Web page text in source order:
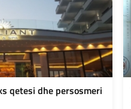
qetesi dhe persosmeri